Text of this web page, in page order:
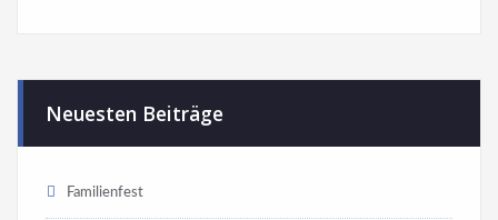
Neuesten Beiträge
Familienfest